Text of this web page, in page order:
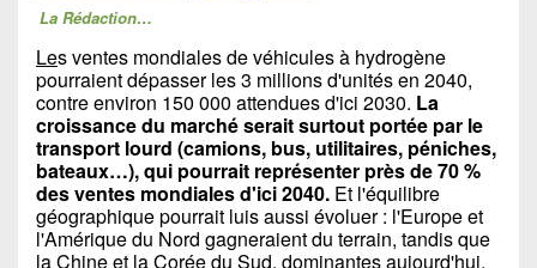
La Rédaction…
Les ventes mondiales de véhicules à hydrogène
pourraient dépasser les 3 millions d'unités en 2040,
contre environ 150 000 attendues d'ici 2030. La
croissance du marché serait surtout portée par le
transport lourd (camions, bus, utilitaires, péniches,
bateaux…), qui pourrait représenter près de 70 %
des ventes mondiales d'ici 2040. Et l'équilibre
géographique pourrait luis aussi évoluer : l'Europe et
l'Amérique du Nord gagneraient du terrain, tandis que
la Chine et la Corée du Sud, dominantes aujourd'hui,